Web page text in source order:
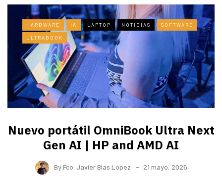
HARDWARE IA LAPTOP NOTICIAS SOFTWARE
ULTRABOOK
Nuevo portátil OmniBook Ultra ​Next
Gen AI | HP and AMD AI
ByFco. Javier Blas Lopez 21 mayo, 2025